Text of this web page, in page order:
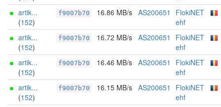
artik...
(152)
f9007b70 16.86 MB/s AS200651
FlokiNET
ehf
artik...
(152)
f9007b70 16.72 MB/s AS200651
FlokiNET
ehf
artik...
(152)
f9007b70 16.46 MB/s AS200651
FlokiNET
ehf
artik...
(152)
f9007b70 16.15 MB/s AS200651
FlokiNET
ehf